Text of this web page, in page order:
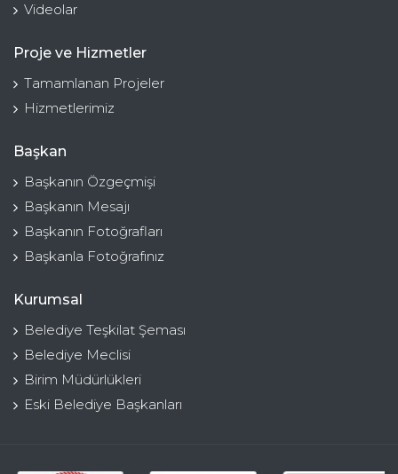
Videolar
Proje ve Hizmetler
Tamamlanan Projeler
Hizmetlerimiz
Başkan
Başkanın Özgeçmişi
Başkanın Mesajı
Başkanın Fotoğrafları
Başkanla Fotoğrafınız
Kurumsal
Belediye Teşkilat Şeması
Belediye Meclisi
Birim Müdürlükleri
Eski Belediye Başkanları